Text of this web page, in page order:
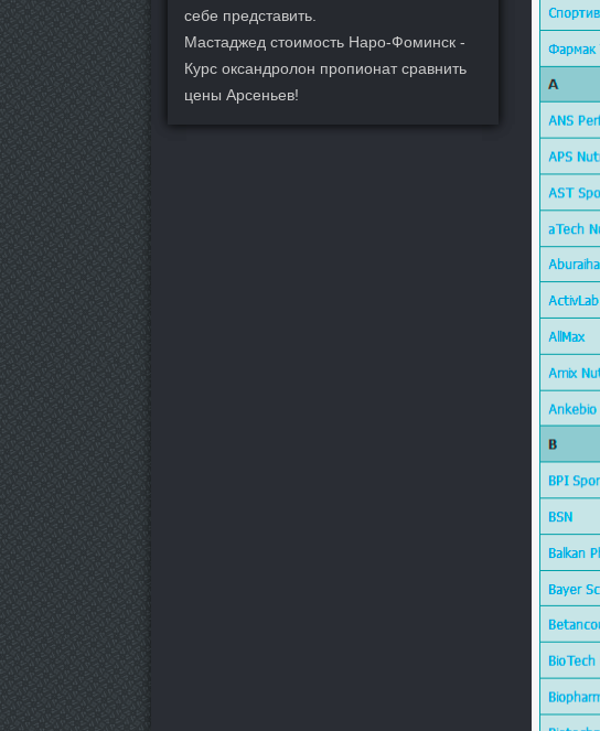
себе представить.
Мастаджед стоимость Наро-Фоминск -
Курс оксандролон пропионат сравнить
цены Арсеньев!